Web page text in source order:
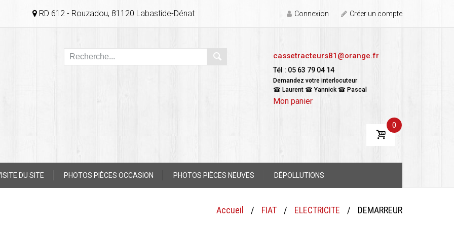
RD 612 - Rouzadou, 81120 Labastide-Dénat Connexion Créer un compte
cassetracteurs81@orange.fr
Tél : 05 63 79 04 14
Demandez votre interlocuteur
☎ Laurent ☎ Yannick ☎ Pascal
Mon panier
0
DU SITE PHOTOS PIÈCES OCCASION PHOTOS PIÈCES NEUVES DÉPOLLUTIONS
Accueil / FIAT / ELECTRICITE / DEMARREUR